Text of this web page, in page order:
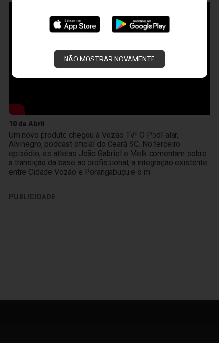
NÃO MOSTRAR NOVAMENTE
10 de Abril
Um novo produto chegou à Vozão TV! O PodFalar,
Alvinegro, podcast oficial do Ceará SC. No terceiro
episódio, os atletas João Gabriel e Melk comentam sobre
a transição da base ao profissional, a integração existente
entre Cidade Vozão e Porangabuçu e o m
PUBLICIDADE